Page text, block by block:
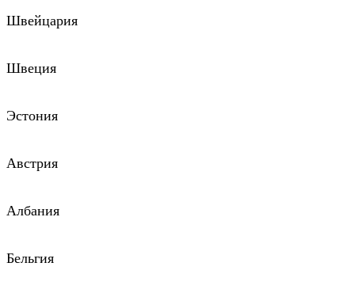
Швейцария
Швеция
Эстония
Австрия
Албания
Бельгия